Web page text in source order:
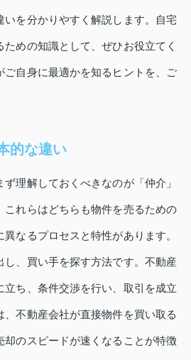
いを分かりやすく解説します。自宅
めの知識として、ぜひお役立てく
ご自身に最適かを知るヒントを、ご
的な違い
理解しておくべきなのが「仲介」
これらはどちらも物件を売るための
なるプロセスと特性があります。
し、買い手を探す方法です。不動産
立ち、条件交渉を行い、取引を成立
、不動産会社が直接物件を買い取る
却のスピードが速くなることが特徴